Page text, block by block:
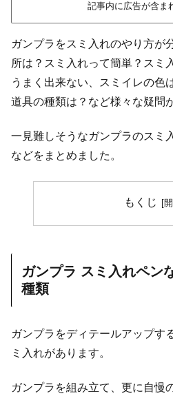
記事内に広告が含ま
ガンプラをスミ入れのやり方が
所は？スミ入れって簡単？スミ
うまく出来ない、スミイレの色
道具の種類は？など様々な疑問
一見難しそうなガンプラのスミ
などをまとめました。
もくじ
ガンプラ スミ入れペン
種類
ガンプラをディテールアップす
ミ入れがあります。
ガンプラを組み立て、更に自慢